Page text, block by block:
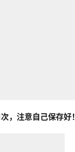
，注意自己保存好！